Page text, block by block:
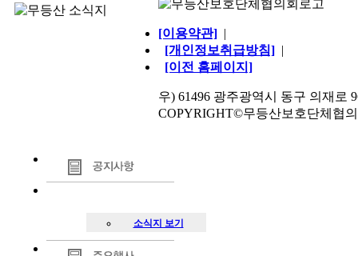
소식지 보기
[이용약관] |
[개인정보취급방침] |
[이전 홈페이지]
우) 61496 광주광역시 동구 의재로
COPYRIGHT©무등산보호단체협의